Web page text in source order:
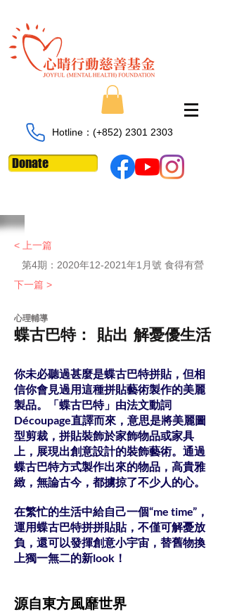
Hotline：​​(+852) 2301 2303
Donate
< 上一篇
第4期：2020年12-2021年1月號 食得有營
下一篇 >
心理輔導
蝶古巴特： 貼出 解憂優生活
你未必聽過甚麼是蝶古巴特拼貼，但相
信你會見過用這種拼貼藝術製作的美麗
製品。「蝶古巴特」由法文動詞
Découpage直譯而來，意思是將美麗圖
型剪裁，拼貼裝飾於家飾物品或家具
上，展現出創意設計的裝飾藝術。通過
蝶古巴特方式製作出來的物品，高貴雅
緻，無論古今，都擄掠了不少人的心。
在繁忙的生活中給自己一個“me time”，
運用蝶古巴特拼拼貼貼，不僅可解憂放
負，還可以發揮創意小宇宙，替舊物換
上獨一無二的新look！
源自東方風靡世界